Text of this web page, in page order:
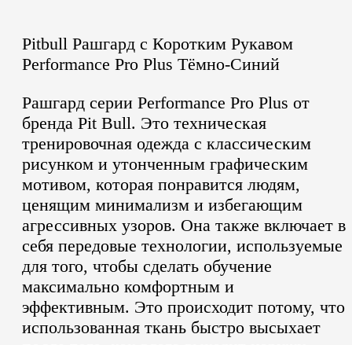
Pitbull Рашгард с Коротким Рукавом
Performance Pro Plus Тёмно-Синий
Рашгард серии Performance Pro Plus от
бренда Pit Bull. Это техническая
тренировочная одежда с классическим
рисунком и утонченным графическим
мотивом, которая понравится людям,
ценящим минимализм и избегающим
агрессивных узоров. Она также включает в
себя передовые технологии, используемые
для того, чтобы сделать обучение
максимально комфортным и
эффективным. Это происходит потому, что
использованная ткань быстро высыхает